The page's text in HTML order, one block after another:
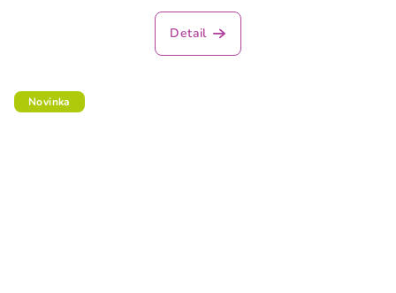
Detail
Novinka